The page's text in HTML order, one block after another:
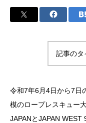
記事のタ
令和7年6月4日から7日
模のロープレスキュー
JAPANとJAPAN WEST